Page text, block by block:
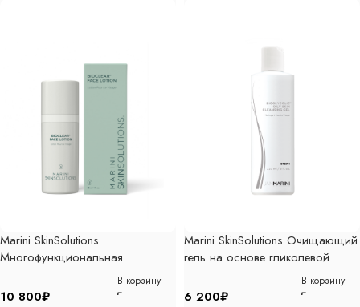
Marini SkinSolutions
Многофункциональная
корректирующая сыворотка с
комплексом кислот, 30мл
10 800₽
В корзину
Marini SkinSolutions Очищающий
гель на основе гликолевой
6 200₽
В корзину